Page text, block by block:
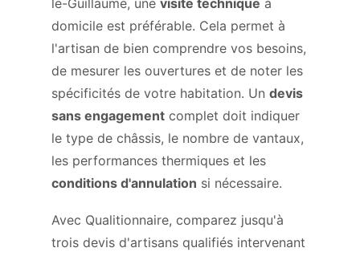
le-Guillaume, une visite technique à
domicile est préférable. Cela permet à
l'artisan de bien comprendre vos besoins,
de mesurer les ouvertures et de noter les
spécificités de votre habitation. Un devis
sans engagement complet doit indiquer
le type de châssis, le nombre de vantaux,
les performances thermiques et les
conditions d'annulation si nécessaire.
Avec Qualitionnaire, comparez jusqu'à
trois devis d'artisans qualifiés intervenant